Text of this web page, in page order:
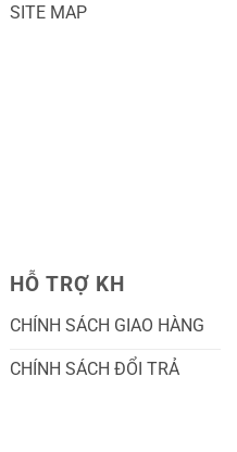
SITE MAP
HỖ TRỢ KH
CHÍNH SÁCH GIAO HÀNG
CHÍNH SÁCH ĐỔI TRẢ